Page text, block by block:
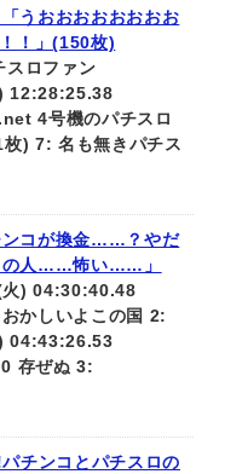
うおおおおおおおお
！」(150枚)
スロファン
12:28:25.38
4号機のパチスロ
枚) 7: 名も無きパチス
ンコが換金……？やだ
の人……怖い……」
) 04:30:40.48
かしいよこの国 2:
04:43:26.53
存ぜぬ 3:
チンコとパチスロの